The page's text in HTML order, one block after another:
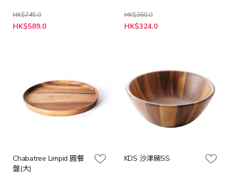
ml) - (3色可選)
HK$745.0
HK$589.0
HK$360.0
特
殊
HK$324.0
Chabatree Limpid 圓餐
盤(大)
KDS 沙津碗SS